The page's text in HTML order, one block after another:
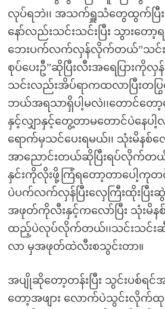
လုပ်ရဘဲ၊၊ အသက်ရှူသံတွေထွက်ပြီး
နော်လည်းသင်းသင်းပြီး သွားတေ
ဘေးပက်လက်လှန်လိုက်တယ်”သင်း
စုပ်ပေးဦ”ဆိုပြီးလီးအရေပြားကို
သင်းလည်းအိပ်ရာကထလာပြီးတပ
ဘယ်အရသာရှိပါ့မလဲ၊၊တောင်တော့
နှင့်လျှာနှင့်တွေ့တာမတောင်ပဲနေပါ့
ရောက်မှသင်ပေးရမယ်၊၊ သုံးမိနစ်လ
အာညောင်းတယ်ဆိုပြီးရပ်လိုက်တယ်၊
နှင်းကိုလိုးဖို့ကြံရတော့တာပေါ့ကုတ
ပဲပက်လက်လှန်ပြီးလှေကြီးထိုးပြီး
အဖုတ်ကိုလီးနှင့်ကလော်ပြီး သုံးမိ
ထည့်ပဲလုပ်လိုက်တယ်၊၊သင်းသင်
လာ မှအဖုတ်ထဲလီးစသွင်းတာ။
အပျိုဆိုတော့တန်းပြီး သွင်းပစ်ရင်အ
တော့အဖျား လောက်ပဲသွင်းလိုက်